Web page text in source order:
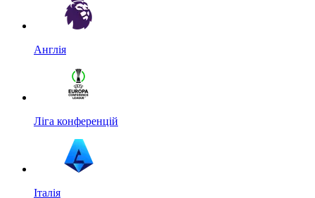
Англія
Ліга конференцій
Італія